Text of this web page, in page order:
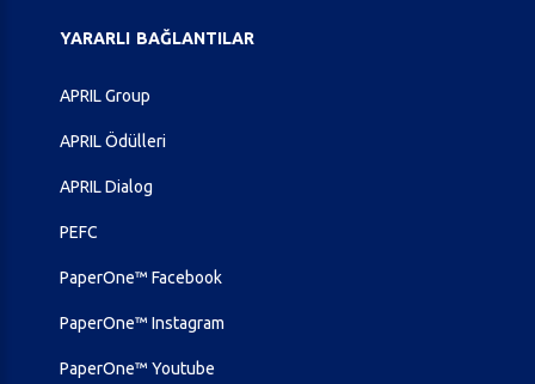
YARARLI BAĞLANTILAR
APRIL Group
APRIL Ödülleri
APRIL Dialog
PEFC
PaperOne™ Facebook
PaperOne™ Instagram
PaperOne™ Youtube